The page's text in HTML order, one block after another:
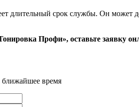
срок службы. Он может
Профи», оставьте заявку
ближайшее время